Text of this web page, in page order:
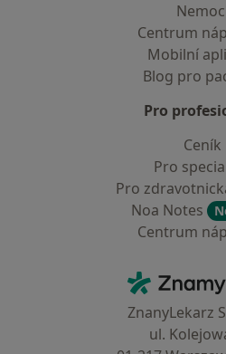
Centrum
Mobilní
Blog pro
Pro
Ceník
Pro
Pro
Noa Notes
Centrum
ZnanyLekarz
ul.